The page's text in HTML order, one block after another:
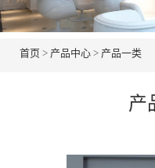
首页 > 产品中心 > 产品一类
产